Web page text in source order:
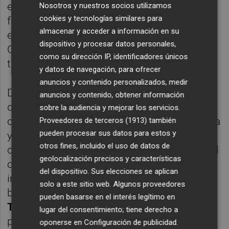
esfuerzos por revertir el informe. Según
fuentes municipales, el alcalde se reunió
este verano con los responsables de la
Conselleria de Medio Ambiente para
trasladar la urgencia del proyecto.
Durante esas reuniones, el departamento
que dirigeVicente Martínez Musse
comprometió a rehacer la evaluación técnica
y trabajar en una solución que permita
conciliar la protección del entorno ambiental
con la seguridad de Aldaia frente a las
inundaciones. Por otra parte, Luján también
buscó apoyo en elMinisterio para la
Transición Ecológica y Reto Demográfico
para desbloquear el proyecto de la Saleta.
Nosotros y nuestros socios utilizamos
cookies y tecnologías similares para
almacenar y acceder a información en su
dispositivo y procesar datos personales,
como su dirección IP, identificadores únicos
y datos de navegación, para ofrecer
anuncios y contenido personalizados, medir
anuncios y contenido, obtener información
sobre la audiencia y mejorar los servicios.
Proveedores de terceros (1913) también
pueden procesar sus datos para estos y
otros fines, incluido el uso de datos de
geolocalización precisos y características
del dispositivo. Sus elecciones se aplican
solo a este sitio web. Algunos proveedores
pueden basarse en el interés legítimo en
lugar del consentimiento; tiene derecho a
oponerse enConfiguración de publicidad.